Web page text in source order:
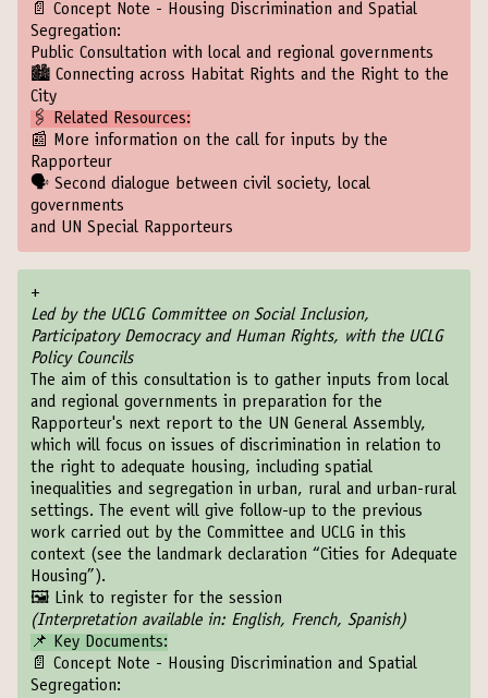
📄 Concept Note - Housing Discrimination and Spatial
Segregation:
Public Consultation with local and regional governments
🏙 Connecting across Habitat Rights and the Right to the
City
🖇 Related Resources:
📰
More information on the call for inputs by the
Rapporteur
🗣 Second dialogue between civil society, local
governments
and UN Special Rapporteurs
+
Led by the UCLG Committee on Social Inclusion,
Participatory Democracy and Human Rights, with the UCLG
Policy Councils
The aim of this consultation is to gather inputs from local
and regional governments in preparation for the
Rapporteur's next report to the UN General Assembly,
which will focus on issues of discrimination in relation to
the right to adequate housing, including spatial
inequalities and segregation in urban, rural and urban-rural
settings. The event will give follow-up to the previous
work carried out by the Committee and UCLG in this
context (see the landmark declaration “Cities for Adequate
Housing”).
🖼️ Link to register for the session
(Interpretation available in: English, French, Spanish)
📌 Key Documents:
📄 Concept Note - Housing Discrimination and Spatial
Segregation: